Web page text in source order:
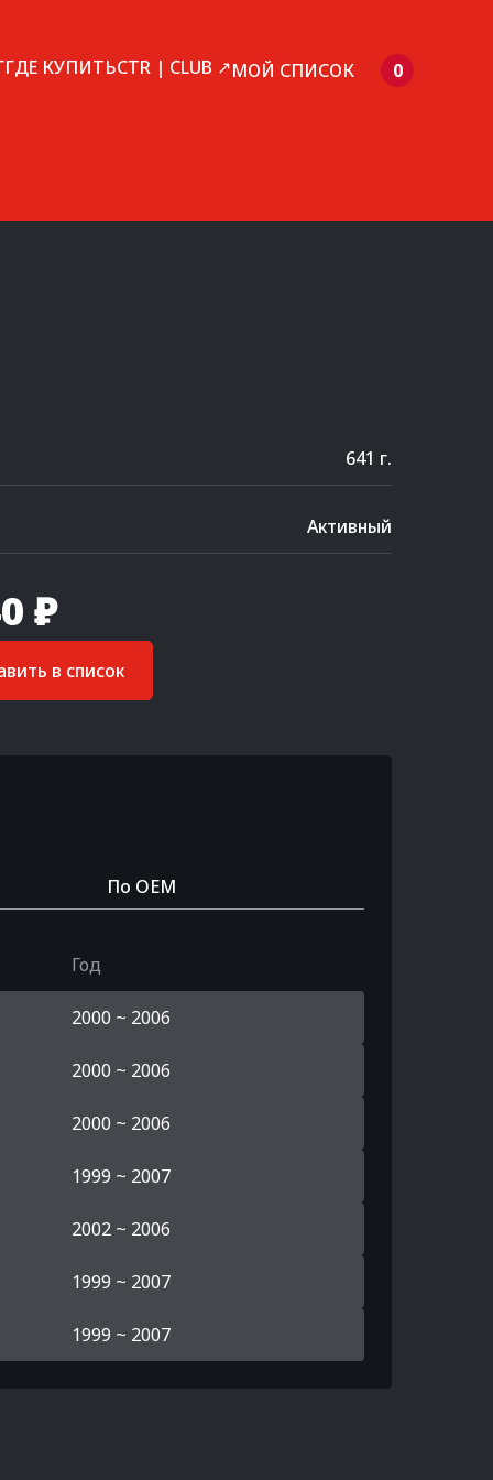
ГДЕ КУПИТЬCTR | CLUB ↗МОЙ СПИСОК 0
641 г.
Активный
₽
в список
По OEM
Год
2000 ~ 2006
2000 ~ 2006
2000 ~ 2006
1999 ~ 2007
2002 ~ 2006
1999 ~ 2007
1999 ~ 2007